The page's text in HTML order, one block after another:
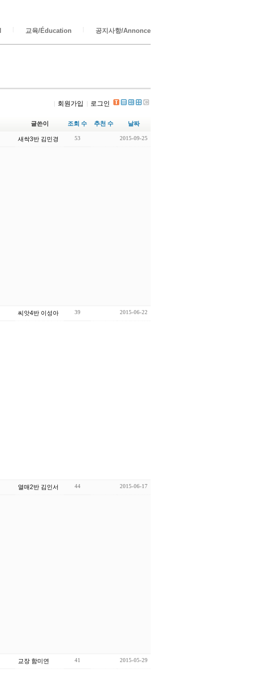
교육/Éducation 공지사항/Annonce
회원가입 로그인
글쓴이 조회 수 추천 수 날짜
새싹3반 김민경 53 2015-09-25
씨앗4반 이성아 39 2015-06-22
열매2반 김인서 44 2015-06-17
교장 함미연 41 2015-05-29